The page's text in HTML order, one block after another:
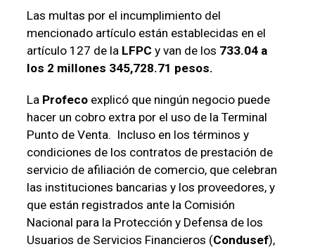
Las multas por el incumplimiento del
mencionado artículo están establecidas en el
artículo 127 de la LFPC y van de los 733.04 a
los 2 millones 345,728.71 pesos.
La Profecoexplicó que ningún negocio puede
hacer un cobro extra por el uso de la Terminal
Punto de Venta. Incluso en los términos y
condiciones de los contratos de prestación de
servicio de afiliación de comercio, que celebran
las instituciones bancarias y los proveedores, y
que están registrados ante la Comisión
Nacional para la Protección y Defensa de los
Usuarios de Servicios Financieros (Condusef),